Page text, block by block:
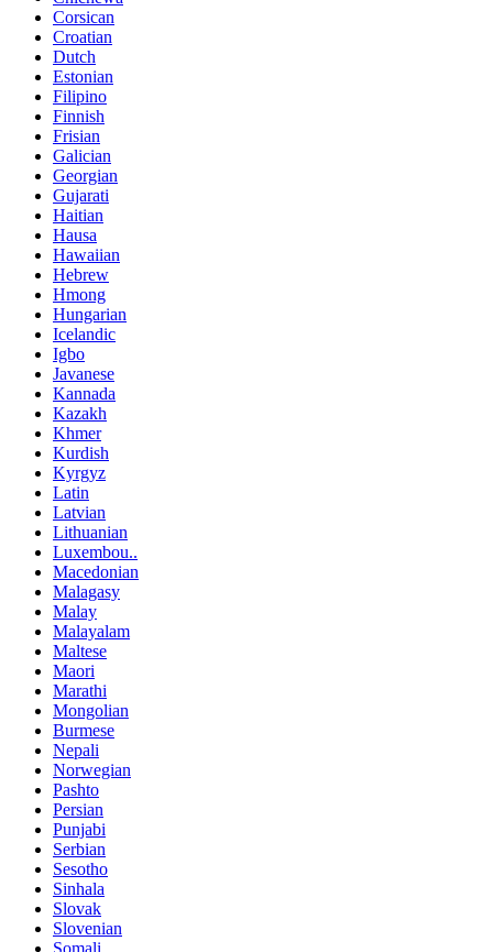
Corsican
Croatian
Dutch
Estonian
Filipino
Finnish
Frisian
Galician
Georgian
Gujarati
Haitian
Hausa
Hawaiian
Hebrew
Hmong
Hungarian
Icelandic
Igbo
Javanese
Kannada
Kazakh
Khmer
Kurdish
Kyrgyz
Latin
Latvian
Lithuanian
Luxembou..
Macedonian
Malagasy
Malay
Malayalam
Maltese
Maori
Marathi
Mongolian
Burmese
Nepali
Norwegian
Pashto
Persian
Punjabi
Serbian
Sesotho
Sinhala
Slovak
Slovenian
Somali